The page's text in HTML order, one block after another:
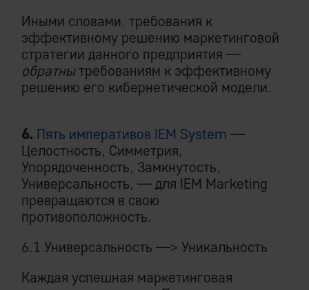
Иными словами, требования к
эффективному решению маркетинговой
стратегии данного предприятия —
обратнытребованиям к эффективному
решению его кибернетической модели.
6. Пять императивов IEM System —
Целостность, Симметрия,
Упорядоченность, Замкнутость,
Универсальность, — для IEM Marketing
превращаются в свою
противоположность.
6.1 Универсальность —> Уникальность
Каждая успешная маркетинговая